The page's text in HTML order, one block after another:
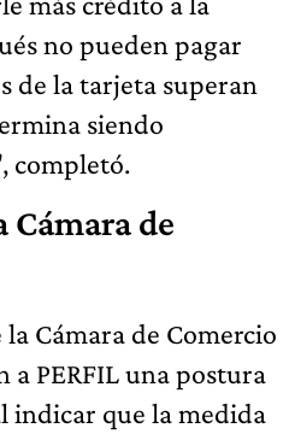
no pueden pagar
de la tarjeta superan
siendo
completó.
Cámara de
Cámara de Comercio
a PERFIL una postura
indicar que la medida